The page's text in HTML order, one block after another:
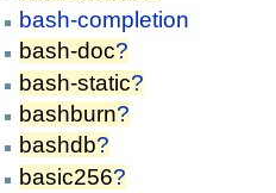
bash-completion
bash-doc?
bash-static?
bashburn?
bashdb?
basic256?